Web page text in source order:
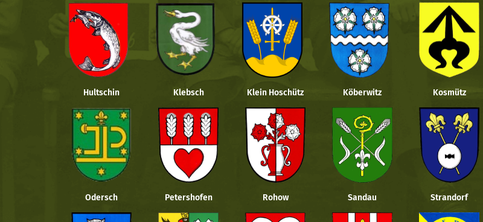
Hultschin Klebsch Klein Hoschütz Köberwitz Kosmütz
Odersch Petershofen Rohow Sandau Strandorf